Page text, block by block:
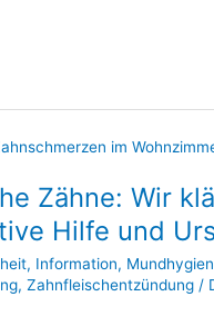
Zähne: Wir
Hilfe und
, Information,
,Zahnfleischentzündung /